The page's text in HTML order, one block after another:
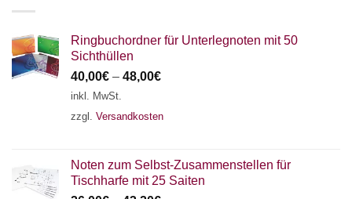
Ringbuchordner für Unterlegnoten mit 50
Sichthüllen
40,00€ – 48,00€
inkl. MwSt.
zzgl. Versandkosten
Noten zum Selbst-Zusammenstellen für
Tischharfe mit 25 Saiten